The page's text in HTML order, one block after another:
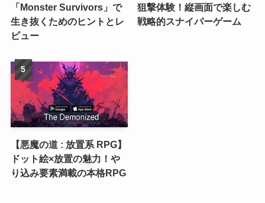
「Monster Survivors」で
生き抜くためのヒントとレ
ビュー
狙撃体験！縦画面で楽しむ
戦略的スナイパーゲーム
【悪魔の道 : 放置系 RPG】
ドット絵×放置の魅力！や
り込み要素満載の本格RPG